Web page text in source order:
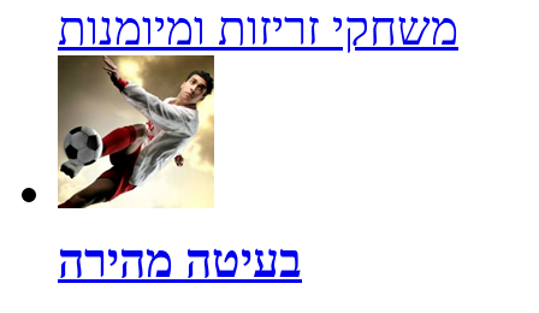
משחקי זריזות ומיומנות
בעיטה מהירה